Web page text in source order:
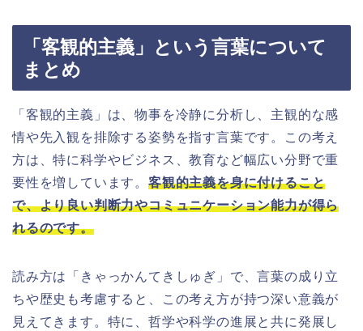
「客観的主義」という言葉について
まとめ
「客観的主義」は、物事を冷静に分析し、主観的な感
情や先入観を排除する姿勢を指す言葉です。この考え
方は、特に科学やビジネス、教育など幅広い分野で重
要性を増しています。 客観的主義を身に付けること
で、より良い判断力やコミュニケーション能力が得ら
れるのです。
読み方は「きゃっかんてきしゅぎ」で、言葉の成り立
ちや歴史も考慮すると、この考え方が持つ深い意義が
見えてきます。特に、哲学や科学の進展と共に発展し